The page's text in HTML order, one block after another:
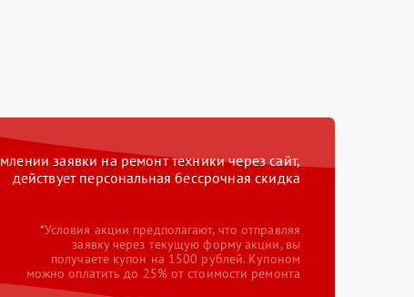
заявки на ремонт техники через сайт,
действует персональная бессрочная скидка
*Условия акции предполагают, что отправляя
заявку через текущую форму акции, вы
получаете купон на 1500 рублей. Купоном
можно оплатить до 25% от стоимости ремонта